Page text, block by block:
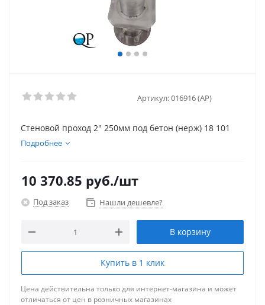
Артикул:016916 (AP)
Стеновой проход 2" 250мм под бетон (нерж) 18 101
Подробнее
10 370.85 руб./шт
Под заказ Нашли дешевле?
В корзину
Купить в 1 клик
Цена действительна только для интернет-магазина и может
отличаться от цен в розничных магазинах